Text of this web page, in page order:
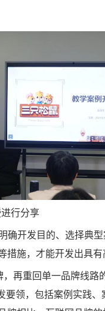
行分享
开发目的、选择典
施，才能开发出具
再重回单一品牌线路
领，包括案例实践